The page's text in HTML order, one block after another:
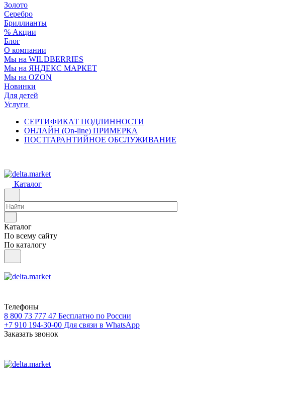
Золото
Серебро
Бриллианты
% Акции
Блог
О компании
Мы на WILDBERRIES
Мы на ЯНДЕКС МАРКЕТ
Мы на OZON
Новинки
Для детей
Услуги
СЕРТИФИКАТ ПОДЛИННОСТИ
ОНЛАЙН (On-line) ПРИМЕРКА
ПОСТГАРАНТИЙНОЕ ОБСЛУЖИВАНИЕ
Каталог
Каталог
По всему сайту
По каталогу
Телефоны
8 800 73 777 47 Бесплатно по России
+7 910 194-30-00 Для связи в WhatsApp
Заказать звонок